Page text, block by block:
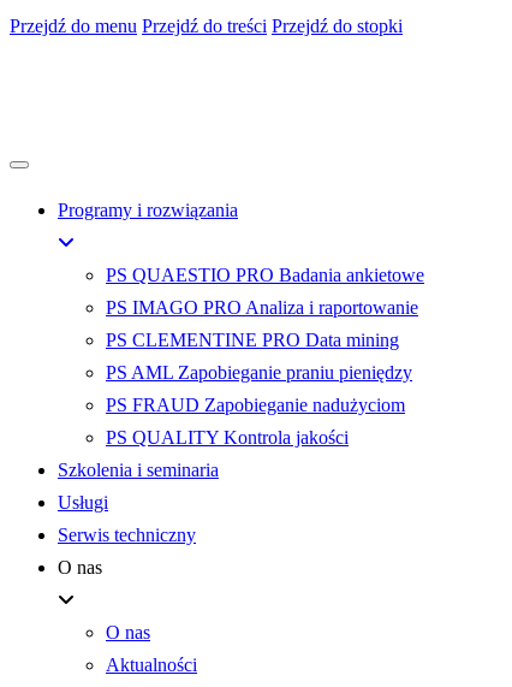
Przejdź do menu Przejdź do treści Przejdź do stopki
Programy i rozwiązania
PS QUAESTIO PRO Badania ankietowe
PS IMAGO PRO Analiza i raportowanie
PS CLEMENTINE PRO Data mining
PS AML Zapobieganie praniu pieniędzy
PS FRAUD Zapobieganie nadużyciom
PS QUALITY Kontrola jakości
Szkolenia i seminaria
Usługi
Serwis techniczny
O nas
O nas
Aktualności